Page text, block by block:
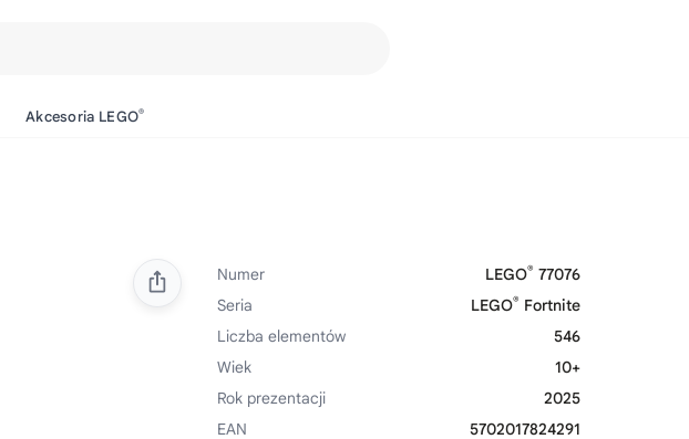
Akcesoria LEGO®
Numer LEGO® 77076
Seria
LEGO® Fortnite
Liczba elementów
546
Wiek
10+
Rok prezentacji
2025
EAN
5702017824291